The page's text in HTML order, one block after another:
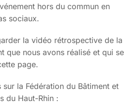
hors du commun en
sociaux.
la vidéo rétrospective de la
que nous avons réalisé et qui se
page.
la Fédération du Bâtiment et
du Haut-Rhin :